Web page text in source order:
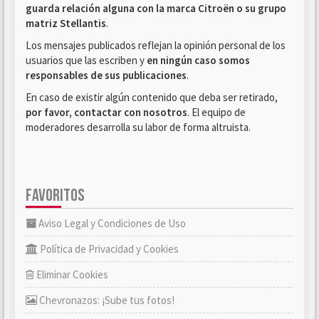
guarda relación alguna con la marca Citroën o su grupo
matriz Stellantis.
Los mensajes publicados reflejan la opinión personal de los
usuarios que las escriben y en ningún caso somos
responsables de sus publicaciones.
En caso de existir algún contenido que deba ser retirado,
por favor, contactar con nosotros. El equipo de
moderadores desarrolla su labor de forma altruista.
FAVORITOS
Aviso Legal y Condiciones de Uso
Política de Privacidad y Cookies
Eliminar Cookies
Chevronazos: ¡Sube tus fotos!